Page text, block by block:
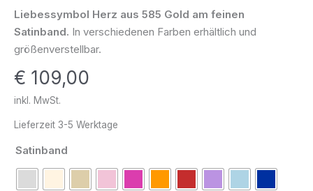
Liebessymbol Herz aus 585 Gold am feinen
Satinband. In verschiedenen Farben erhältlich und
größenverstellbar.
€ 109,00
inkl. MwSt.
Lieferzeit 3-5 Werktage
Satinband
massiv
Gold
Menge